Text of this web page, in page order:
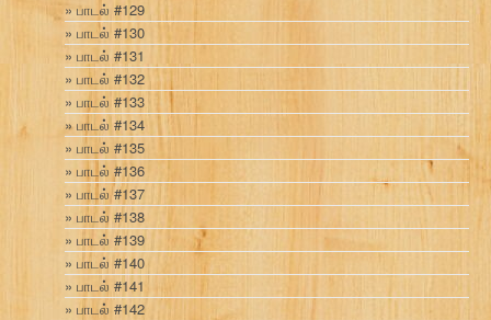
பாடல் #129
பாடல் #130
பாடல் #131
பாடல் #132
பாடல் #133
பாடல் #134
பாடல் #135
பாடல் #136
பாடல் #137
பாடல் #138
பாடல் #139
பாடல் #140
பாடல் #141
பாடல் #142